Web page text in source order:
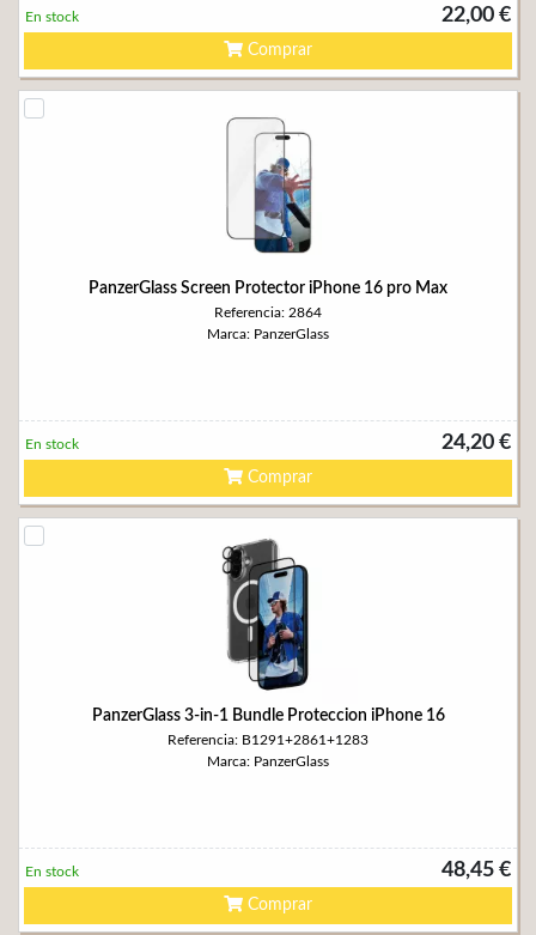
22,00 €
En stock
Comprar
PanzerGlass Screen Protector iPhone 16 pro Max
Referencia: 2864
Marca: PanzerGlass
24,20 €
En stock
Comprar
PanzerGlass 3-in-1 Bundle Proteccion iPhone 16
Referencia: B1291+2861+1283
Marca: PanzerGlass
48,45 €
En stock
Comprar